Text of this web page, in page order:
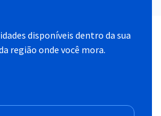
disponíveis dentro da sua
região onde você mora.